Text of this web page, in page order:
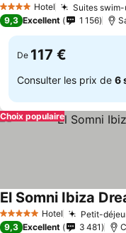
4 Étoiles Hotel Suites
9,3 Excellent 1 156
De 117 €
Consulter les prix de 6
Choix populaire
5 Étoiles Hotel Petit-
El Somni Ibiza
9,3 Excellent 3 481